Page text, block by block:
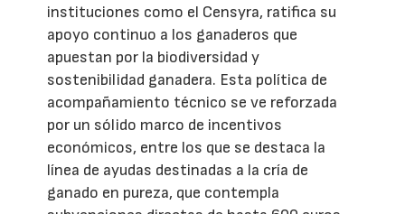
instituciones como el Censyra, ratifica su
apoyo continuo a los ganaderos que
apuestan por la biodiversidad y
sostenibilidad ganadera. Esta política de
acompañamiento técnico se ve reforzada
por un sólido marco de incentivos
económicos, entre los que se destaca la
línea de ayudas destinadas a la cría de
ganado en pureza, que contempla